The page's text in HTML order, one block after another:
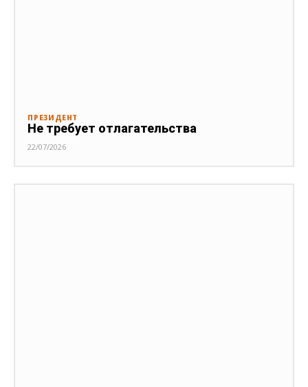
ПРЕЗИДЕНТ
Не требует отлагательства
22/07/2026